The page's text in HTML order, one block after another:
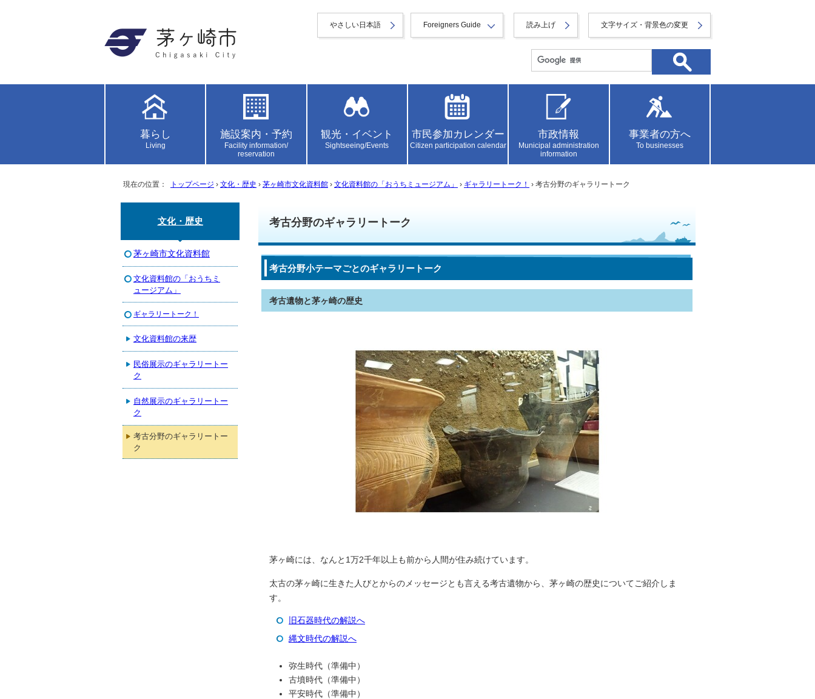
やさしい日本語 Foreigners Guide 読み上げ 文字サイズ・背景色の変更
暮らし
Living
施設案内・予約
Facility information/
reservation
観光・イベント
Sightseeing/Events
市民参加カレンダー
Citizen participation calendar
市政情報
Municipal administration
information
事業者の方へ
To businesses
現在の位置： トップページ › 文化・歴史 › 茅ヶ崎市文化資料館 › 文化資料館の「おうちミュージアム」 › ギャラリートーク！ › 考古分野のギャラリートーク
考古分野のギャラリートーク
考古分野小テーマごとのギャラリートーク
考古遺物と茅ヶ崎の歴史
茅ヶ崎には、なんと1万2千年以上も前から人間が住み続けています。
太古の茅ヶ崎に生きた人びとからのメッセージとも言える考古遺物から、茅ヶ崎の歴史についてご紹介しま
す。
旧石器時代の解説へ
縄文時代の解説へ
弥生時代（準備中）
古墳時代（準備中）
平安時代（準備中）
文化・歴史
茅ヶ崎市文化資料館
文化資料館の「おうちミ
ュージアム」
ギャラリートーク！
文化資料館の来歴
民俗展示のギャラリートー
ク
自然展示のギャラリートー
ク
考古分野のギャラリートー
ク